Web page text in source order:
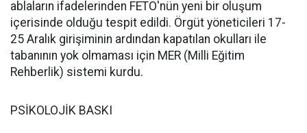
ablaların ifadelerinden FETÖ'nün yeni bir oluşum
içerisinde olduğu tespit edildi. Örgüt yöneticileri 17-
25 Aralık girişiminin ardından kapatılan okulları ile
tabanının yok olmaması için MER (Milli Eğitim
Rehberlik) sistemi kurdu.
PSİKOLOJİK BASKI